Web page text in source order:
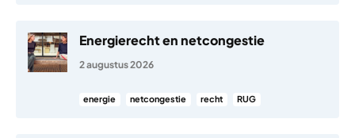
Energierecht en netcongestie
2 augustus 2026
energie netcongestie recht RUG